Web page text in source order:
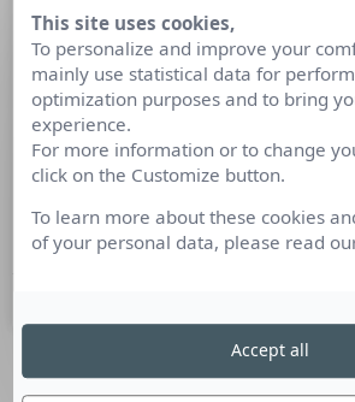
Le Territoire
entreprises : Révéler son
pour éclairer sa stratégie
Tribune de Mylène Bouttement,
RSE…
SUIVEZ-NOUS
This site uses cookies,
To personalize and improve your
mainly use statistical data for
optimization purposes and to bring
experience.
For more information or to change
click on the Customize button.
To learn more about these cookies
of your personal data, please read
Accept all